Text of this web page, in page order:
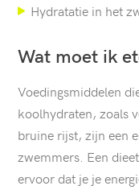
Hydratatie in het
Wat moet ik
Voedingsmiddelen
koolhydraten, zoals
bruine rijst, zijn een
zwemmers. Een
ervoor dat je je